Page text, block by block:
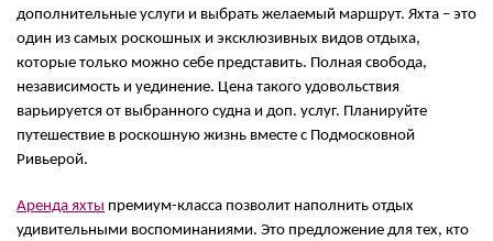
дополнительные услуги и выбрать желаемый маршрут. Яхта – это
один из самых роскошных и эксклюзивных видов отдыха,
которые только можно себе представить. Полная свобода,
независимость и уединение. Цена такого удовольствия
варьируется от выбранного судна и доп. услуг. Планируйте
путешествие в роскошную жизнь вместе с Подмосковной
Ривьерой.
Аренда яхты премиум-класса позволит наполнить отдых
удивительными воспоминаниями. Это предложение для тех, кто